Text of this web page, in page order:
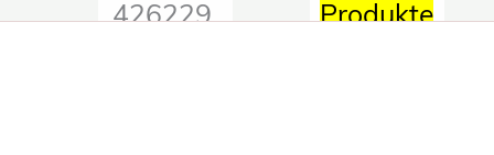
426229,
Produkte